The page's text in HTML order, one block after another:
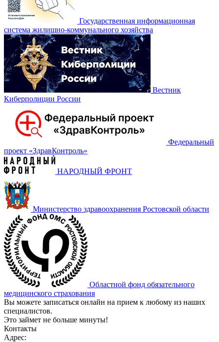
Государственная информационная
система жилищно-коммунального хозяйства
Вестник
Киберполиции России
Федеральный
проект «‎ЗдравКонтроль»
НАРОДНЫЙ ФРОНТ
Министерство здравоохранения Ростовской области
Областной фонд обязательного
медицинского страхования
Вы можете записаться онлайн на прием к любому из наших
специалистов.
Это займет не больше минуты!
Контакты
Адрес: